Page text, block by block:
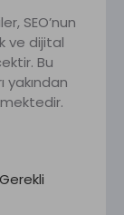
SEO’nun
ve dijital
Bu
yakından
Gerekli